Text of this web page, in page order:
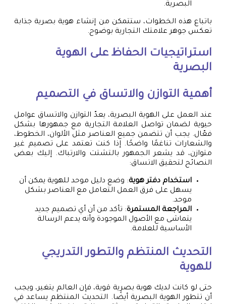
البصرية.
باتباع هذه الخطوات، ستتمكن من إنشاء هوية بصرية جذابة
تعكس جوهر علامتك التجارية بوضوح.
استراتيجيات الحفاظ على الهوية
البصرية
أهمية التوازن والاتساق في التصميم
عند العمل على الهوية البصرية، يعدّ التوازن والاتساق عوامل
حيوية لضمان تواصل العلامة التجارية مع جمهورها بشكل
فعّال. يجب أن تتضمن جميع العناصر مثل الألوان، الخطوط،
والشعارات تناغمًا واضحًا. إذا كنت تعتمد على تصميم غير
متوازن، قد يشعر الجمهور بالتشتت والارتباك. إليك بعض
النصائح لتحقيق الاتساق:
استخدام دفتر هوية: وضع دليل موحد للهوية يمكن أن
يسهل على فرق العمل التعامل مع العناصر بشكل
موحد.
المراجعة المستمرة: تأكد من أن أي تصميم جديد
يتماشى مع الأصول الموجودة وأنه يدعم الرسالة
الأساسية للعلامة.
التحديث المنتظم والتطور التدريجي
للهوية
حتى لو كانت لديك هوية بصرية قوية، فإن العالم يتغير، ويجب
أن تتطور الهوية البصرية أيضًا. التحديث المنتظم يساعد في